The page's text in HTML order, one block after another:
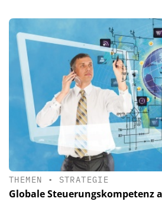
THEMEN • STRATEGIE
Globale Steuerungskompetenz